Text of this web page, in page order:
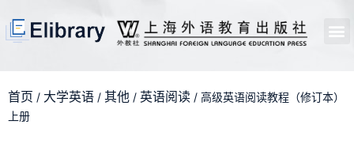
首页 / 大学英语 / 其他 / 英语阅读 / 高级英语阅读教程（修订本）
上册